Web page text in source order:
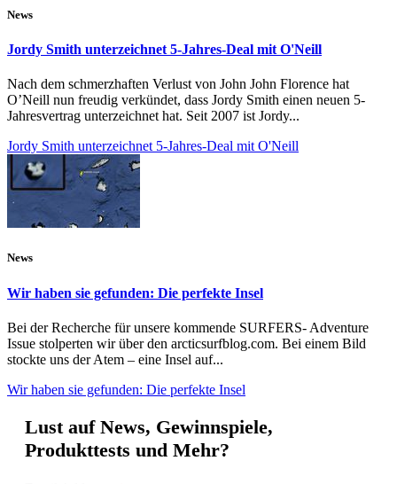
News
Jordy Smith unterzeichnet 5-Jahres-Deal mit O'Neill
Nach dem schmerzhaften Verlust von John John Florence hat
O’Neill nun freudig verkündet, dass Jordy Smith einen neuen 5-
Jahresvertrag unterzeichnet hat. Seit 2007 ist Jordy...
Jordy Smith unterzeichnet 5-Jahres-Deal mit O'Neill
News
Wir haben sie gefunden: Die perfekte Insel
Bei der Recherche für unsere kommende SURFERS- Adventure
Issue stolperten wir über den arcticsurfblog.com. Bei einem Bild
stockte uns der Atem – eine Insel auf...
Wir haben sie gefunden: Die perfekte Insel
Lust auf News, Gewinnspiele,
Produkttests und Mehr?